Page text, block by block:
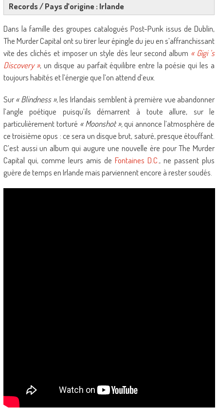
Records / Pays d’origine : Irlande
Dans la famille des groupes catalogués Post-Punk issus de Dublin,
The Murder Capital ont su tirer leur épingle du jeu en s’affranchissant
vite des clichés et imposer un style dès leur second album « Gigi ‘s
Discovery », un disque au parfait équilibre entre la poésie qui les a
toujours habités et l’énergie que l’on attend d’eux.
Sur« Blindness », les Irlandais semblent à première vue abandonner
l’angle poétique puisqu’ils démarrent à toute allure, sur le
particulièrement torturé « Moonshot »,qui annonce l’atmosphère de
ce troisième opus : ce sera un disque brut, saturé, presque étouffant.
C’est aussi un album qui augure une nouvelle ère pour The Murder
Capital qui, comme leurs amis deFontaines D.C., ne passent plus
guère de temps en Irlande mais parviennent encore à rester soudés.